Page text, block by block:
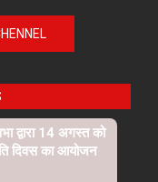
द्वारा 14 अगस्त को
दिवस का आयोजन